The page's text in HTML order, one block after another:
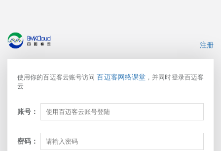
注册
使用你的百迈客云账号访问百迈客网络课堂 ，并同时登录百迈客
云
账号：
密码：